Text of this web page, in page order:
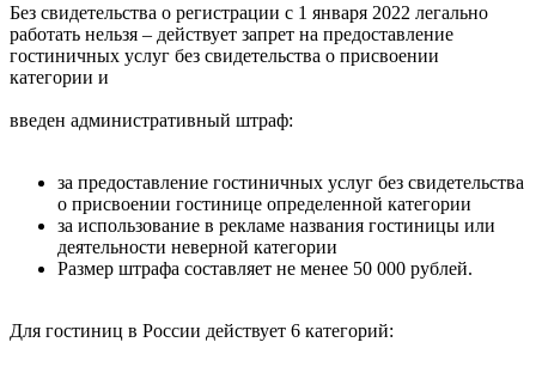
Без свидетельства о регистрации с 1 января 2022 легально
работать нельзя – действует запрет на предоставление
гостиничных услуг без свидетельства о присвоении
категории и
введен административный штраф:
за предоставление гостиничных услуг без свидетельства
о присвоении гостинице определенной категории
за использование в рекламе названия гостиницы или
деятельности неверной категории
Размер штрафа составляет не менее 50 000 рублей.
Для гостиниц в России действует 6 категорий: